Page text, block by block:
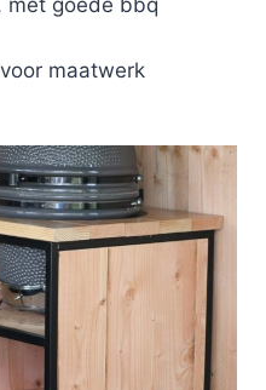
met goede bbq
maatwerk